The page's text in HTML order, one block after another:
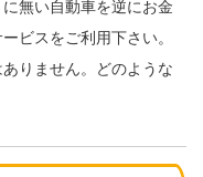
無い自動車を逆にお金
ビスをご利用下さい。
りません。どのような